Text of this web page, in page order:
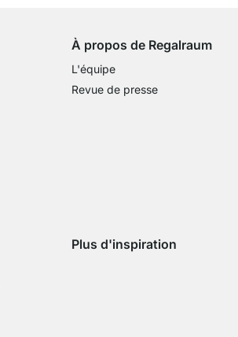
À propos de Regalraum
L'équipe
Revue de presse
Plus d'inspiration